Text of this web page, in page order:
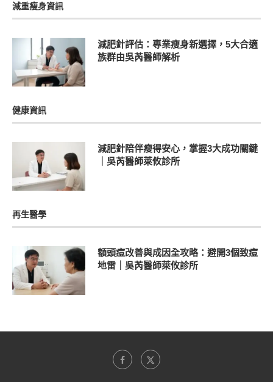
減重瘦身資訊
減肥針評估：專業瘦身新選擇，5大合適
族群由吳芮醫師解析
健康資訊
減肥針陪伴瘦得安心，掌握3大成功關鍵
｜吳芮醫師萊攸診所
再生醫學
額頭痘改善與成因全攻略：避開3個致痘
地雷｜吳芮醫師萊攸診所